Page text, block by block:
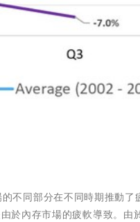
的不同部分在不同時期推動
於內存市場的疲軟導致。由